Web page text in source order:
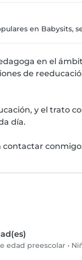
en Babysits,
en el
de
y el trato
día.
contactar
edad preescolar •